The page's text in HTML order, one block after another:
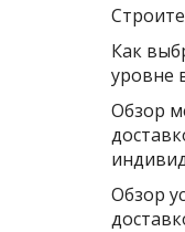
Как
уровне
Обзор
Обзор